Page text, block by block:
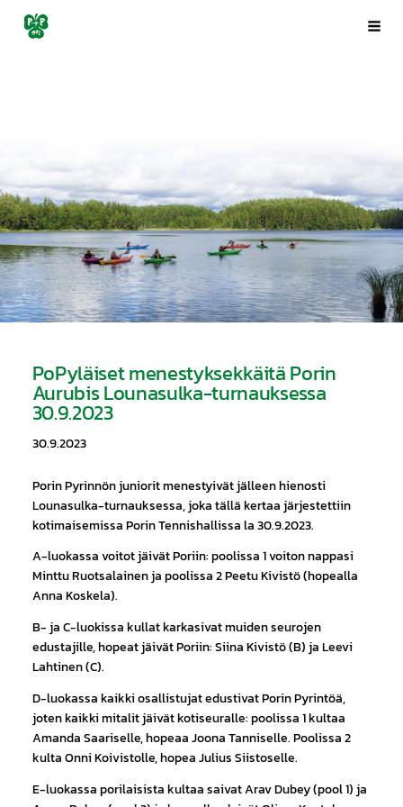
Siirry
sivun
Porin Pyrintö ry
PoPyläiset menestyksekkäitä Porin
Aurubis Lounasulka-turnauksessa
30.9.2023
30.9.2023
Porin Pyrinnön juniorit menestyivät jälleen hienosti
Lounasulka-turnauksessa, joka tällä kertaa järjestettiin
kotimaisemissa Porin Tennishallissa la 30.9.2023.
A-luokassa voitot jäivät Poriin: poolissa 1 voiton nappasi
Minttu Ruotsalainen ja poolissa 2 Peetu Kivistö (hopealla
Anna Koskela).
B- ja C-luokissa kullat karkasivat muiden seurojen
edustajille, hopeat jäivät Poriin: Siina Kivistö (B) ja Leevi
Lahtinen (C).
D-luokassa kaikki osallistujat edustivat Porin Pyrintöä,
joten kaikki mitalit jäivät kotiseuralle: poolissa 1 kultaa
Amanda Saariselle, hopeaa Joona Tanniselle. Poolissa 2
kulta Onni Koivistolle, hopea Julius Siistoselle.
E-luokassa porilaisista kultaa saivat Arav Dubey (pool 1) ja